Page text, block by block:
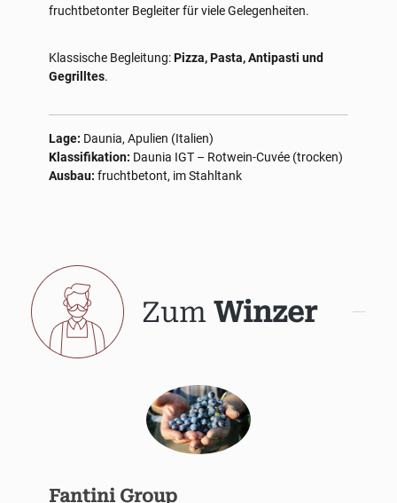
fruchtbetonter Begleiter für viele Gelegenheiten.
Klassische Begleitung:Pizza, Pasta, Antipasti und
Gegrilltes.
Lage: Daunia, Apulien (Italien)
Klassifikation: Daunia IGT – Rotwein-Cuvée (trocken)
Ausbau: fruchtbetont, im Stahltank
Zum Winzer
Fantini Group